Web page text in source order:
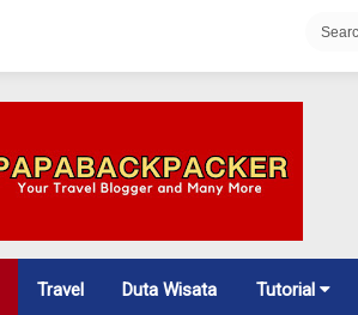
Travel Duta Wisata Tutorial